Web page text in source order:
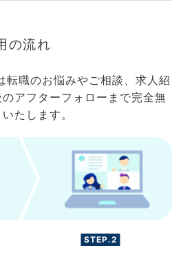
の流れ
転職のお悩みやご相談、求人紹
アフターフォローまで完全無
たします。
STEP.2